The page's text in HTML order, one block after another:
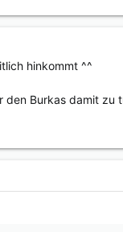
hinkommt ^^
Burkas damit zu